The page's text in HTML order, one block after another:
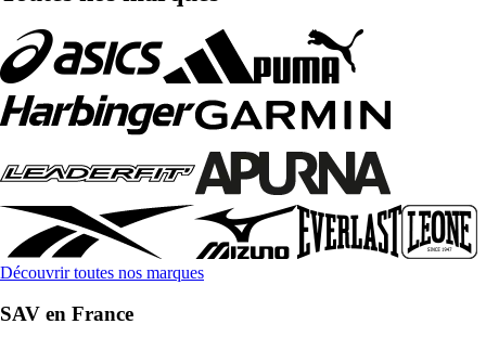
Découvrir toutes nos marques
SAV en France